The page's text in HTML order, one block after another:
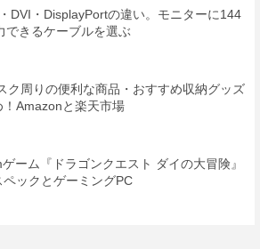
DVI・DisplayPortの違い。モニターに144
できるケーブルを選ぶ
ク周りの便利な商品・おすすめ収納グッズ
！Amazonと楽天市場
ーム『ドラゴンクエスト ダイの大冒険』
ペックとゲーミングPC